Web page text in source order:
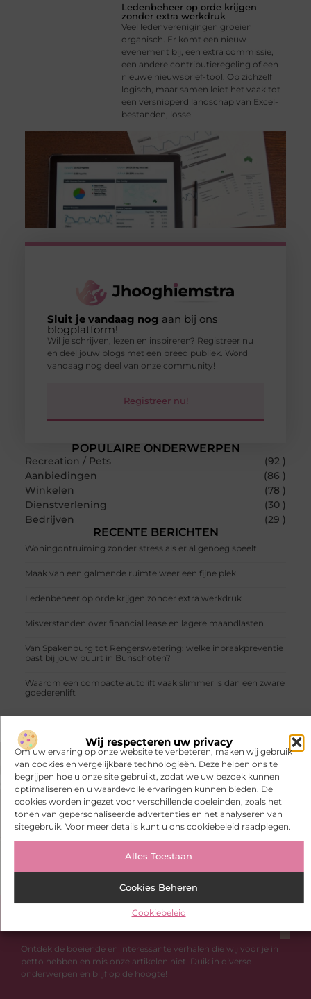
Wij respecteren uw privacy
Om uw ervaring op onze website te verbeteren, maken wij gebruik
van cookies en vergelijkbare technologieën. Deze helpen ons te
begrijpen hoe u onze site gebruikt, zodat we uw bezoek kunnen
optimaliseren en u waardevolle ervaringen kunnen bieden. De
cookies worden ingezet voor verschillende doeleinden, zoals het
tonen van gepersonaliseerde advertenties en het analyseren van
sitegebruik. Voor meer details kunt u ons cookiebeleid raadplegen.
Alles Toestaan
Cookies Beheren
Cookiebeleid
Ledenbeheer op orde krijgen
zonder extra werkdruk
Veel ledenverenigingen groeien
organisch. Er komt een nieuw
evenement bij, een extra commissie,
een andere contributieregeling of een
nieuwe nieuwsbrief-tool. Op zichzelf
logisch, maar samen leidt het vaak tot
een versnipperd landschap van Excel-
bestanden, losse
POPULAIRE ONDERWERPEN
Recreation / Pets
(92 )
Aanbiedingen
(86 )
Winkelen
(78 )
Dienstverlening
(30 )
Bedrijven
(29 )
RECENTE BERICHTEN
Woningontruiming zonder stress als er al genoeg speelt
Maak van een galmende ruimte weer een fijne plek
Ledenbeheer op orde krijgen zonder extra werkdruk
Misverstanden over financial lease en lagere maandlasten
Van Spakenburg tot Rengerswetering: welke inbraakpreventie
past bij jouw buurt in Bunschoten?
Waarom een compacte autolift vaak slimmer is dan een zware
goederenlift
Sluit je vandaag nog aan bij ons
blogplatform!
Wil je schrijven, lezen en inspireren? Registreer nu
en deel jouw blogs met een breed publiek. Word
vandaag nog deel van onze community!
Registreer nu!
Heb je deze artikelen al bekeken?
Ontdek de boeiende en interessante verhalen die wij voor je in
petto hebben en mis onze artikelen niet. Duik in diverse
onderwerpen en blijf op de hoogte!
VORIGE
Zo geef jij jouw woonkamer de perfecte make over
VOLGENDE
Zo gemakkelijk regel jij de catering